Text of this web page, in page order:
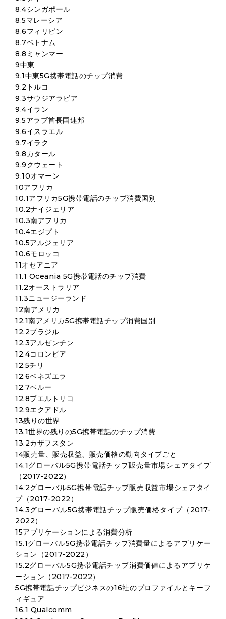
8.4シンガポール
8.5マレーシア
8.6フィリピン
8.7ベトナム
8.8ミャンマー
9中東
9.1中東5G携帯電話のチップ消費
9.2トルコ
9.3サウジアラビア
9.4イラン
9.5アラブ首長国連邦
9.6イスラエル
9.7イラク
9.8カタール
9.9クウェート
9.10オマーン
10アフリカ
10.1アフリカ5G携帯電話のチップ消費国別
10.2ナイジェリア
10.3南アフリカ
10.4エジプト
10.5アルジェリア
10.6モロッコ
11オセアニア
11.1 Oceania 5G携帯電話のチップ消費
11.2オーストラリア
11.3ニュージーランド
12南アメリカ
12.1南アメリカ5G携帯電話チップ消費国別
12.2ブラジル
12.3アルゼンチン
12.4コロンビア
12.5チリ
12.6ベネズエラ
12.7ペルー
12.8プエルトリコ
12.9エクアドル
13残りの世界
13.1世界の残りの5G携帯電話のチップ消費
13.2カザフスタン
14販売量、販売収益、販売価格の動向タイプごと
14.1グローバル5G携帯電話チップ販売量市場シェアタイプ
（2017-2022）
14.2グローバル5G携帯電話チップ販売収益市場シェアタイ
プ（2017-2022）
14.3グローバル5G携帯電話チップ販売価格タイプ（2017-
2022）
15アプリケーションによる消費分析
15.1グローバル5G携帯電話チップ消費量によるアプリケー
ション（2017-2022）
15.2グローバル5G携帯電話チップ消費価値によるアプリケ
ーション（2017-2022）
5G携帯電話チップビジネスの16社のプロファイルとキーフ
ィギュア
16.1 Qualcomm